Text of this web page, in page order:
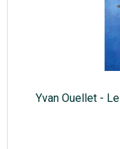
Yvan Ouellet -